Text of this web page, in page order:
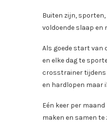
Buiten zijn,
voldoende slaap en
Als goede start van
en elke dag te
crosstrainer tijdens
en hardlopen maar
Eén keer per
maken en samen